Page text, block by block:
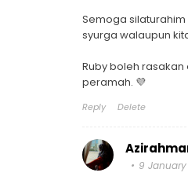
Semoga
syurga walaupun
Ruby boleh
peramah. 💜
Reply Delete
9